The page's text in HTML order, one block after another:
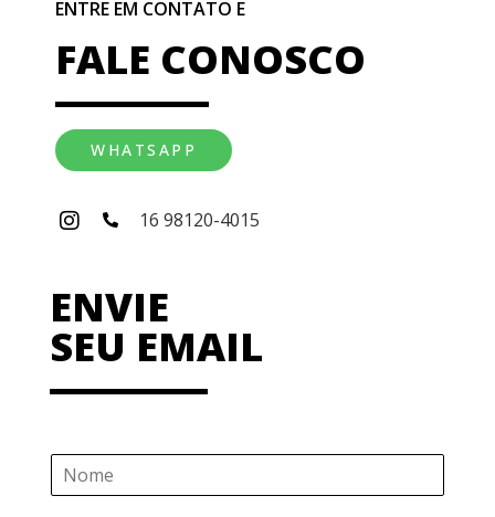
ENTRE EM CONTATO E
FALE CONOSCO
WHATSAPP
16 98120-4015
ENVIE
SEU EMAIL
N